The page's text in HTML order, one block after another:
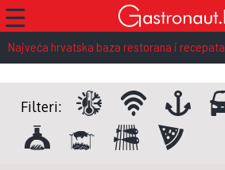
☰
Najveća hrvatska baza restorana i recepata
Filteri: